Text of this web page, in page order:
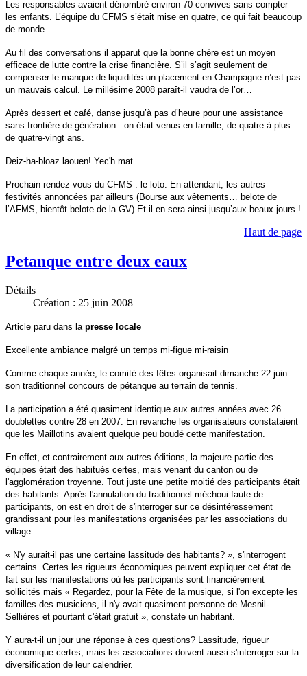
Les responsables avaient dénombré environ 70 convives sans compter
les enfants. L’équipe du CFMS s’était mise en quatre, ce qui fait beaucoup
de monde.
Au fil des conversations il apparut que la bonne chère est un moyen
efficace de lutte contre la crise financière. S’il s’agit seulement de
compenser le manque de liquidités un placement en Champagne n’est pas
un mauvais calcul. Le millésime 2008 paraît-il vaudra de l’or…
Après dessert et café, danse jusqu’à pas d’heure pour une assistance
sans frontière de génération : on était venus en famille, de quatre à plus
de quatre-vingt ans.
Deiz-ha-bloaz laouen! Yec'h mat.
Prochain rendez-vous du CFMS : le loto. En attendant, les autres
festivités annoncées par ailleurs (Bourse aux vêtements… belote de
l’AFMS, bientôt belote de la GV) Et il en sera ainsi jusqu’aux beaux jours !
Haut de page
Petanque entre deux eaux
Détails
Création : 25 juin 2008
Article paru dans la presse locale
Excellente ambiance malgré un temps mi-figue mi-raisin
Comme chaque année, le comité des fêtes organisait dimanche 22 juin
son traditionnel concours de pétanque au terrain de tennis.
La participation a été quasiment identique aux autres années avec 26
doublettes contre 28 en 2007. En revanche les organisateurs constataient
que les Maillotins avaient quelque peu boudé cette manifestation.
En effet, et contrairement aux autres éditions, la majeure partie des
équipes était des habitués certes, mais venant du canton ou de
l'agglomération troyenne. Tout juste une petite moitié des participants était
des habitants. Après l'annulation du traditionnel méchoui faute de
participants, on est en droit de s'interroger sur ce désintéressement
grandissant pour les manifestations organisées par les associations du
village.
« N'y aurait-il pas une certaine lassitude des habitants? », s'interrogent
certains .Certes les rigueurs économiques peuvent expliquer cet état de
fait sur les manifestations où les participants sont financièrement
sollicités mais « Regardez, pour la Fête de la musique, si l'on excepte les
familles des musiciens, il n'y avait quasiment personne de Mesnil-
Sellières et pourtant c'était gratuit », constate un habitant.
Y aura-t-il un jour une réponse à ces questions? Lassitude, rigueur
économique certes, mais les associations doivent aussi s'interroger sur la
diversification de leur calendrier.